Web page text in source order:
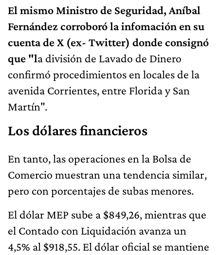
El mismo Ministro de Seguridad, Aníbal
Fernández corroboró la infomación en su
cuenta de X (ex- Twitter) donde consignó
que "la división de Lavado de Dinero
confirmó procedimientos en locales de la
avenida Corrientes, entre Florida y San
Martín".
Los dólares financieros
En tanto, las operaciones en la Bolsa de
Comercio muestran una tendencia similar,
pero con porcentajes de subas menores.
El dólar MEP sube a $849,26, mientras que
el Contado con Liquidación avanza un
4,5% al $918,55. El dólar oficial se mantiene